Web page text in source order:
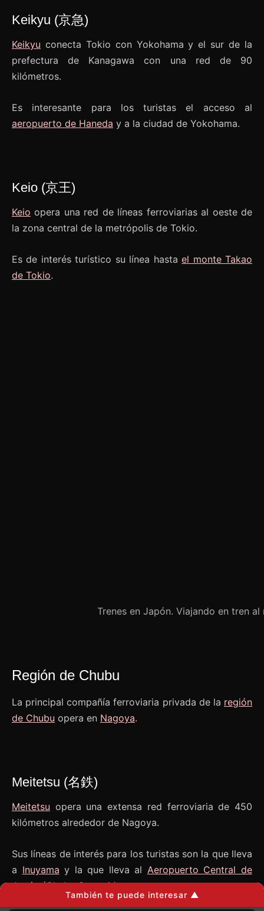
Keikyu (京急)
Keikyu conecta Tokio con Yokohama y el sur de la
prefectura de Kanagawa con una red de 90
kilómetros.
Es interesante para los turistas el acceso al
aeropuerto de Haneda y a la ciudad de Yokohama.
Keio (京王)
Keio opera una red de líneas ferroviarias al oeste de
la zona central de la metrópolis de Tokio.
Es de interés turístico su línea hastael monte Takao
de Tokio.
Trenes en Japón. Viajando en tren
Región de Chubu
La principal compañía ferroviaria privada de la región
de Chubu opera en Nagoya.
Meitetsu (名鉄)
Meitetsu opera una extensa red ferroviaria de 450
kilómetros alrededor de Nagoya.
Sus líneas de interés para los turistas son la que lleva
a Inuyama y la que lleva al Aeropuerto Central de
Japón (Chubu Centrair).
También te puede interesar ▲